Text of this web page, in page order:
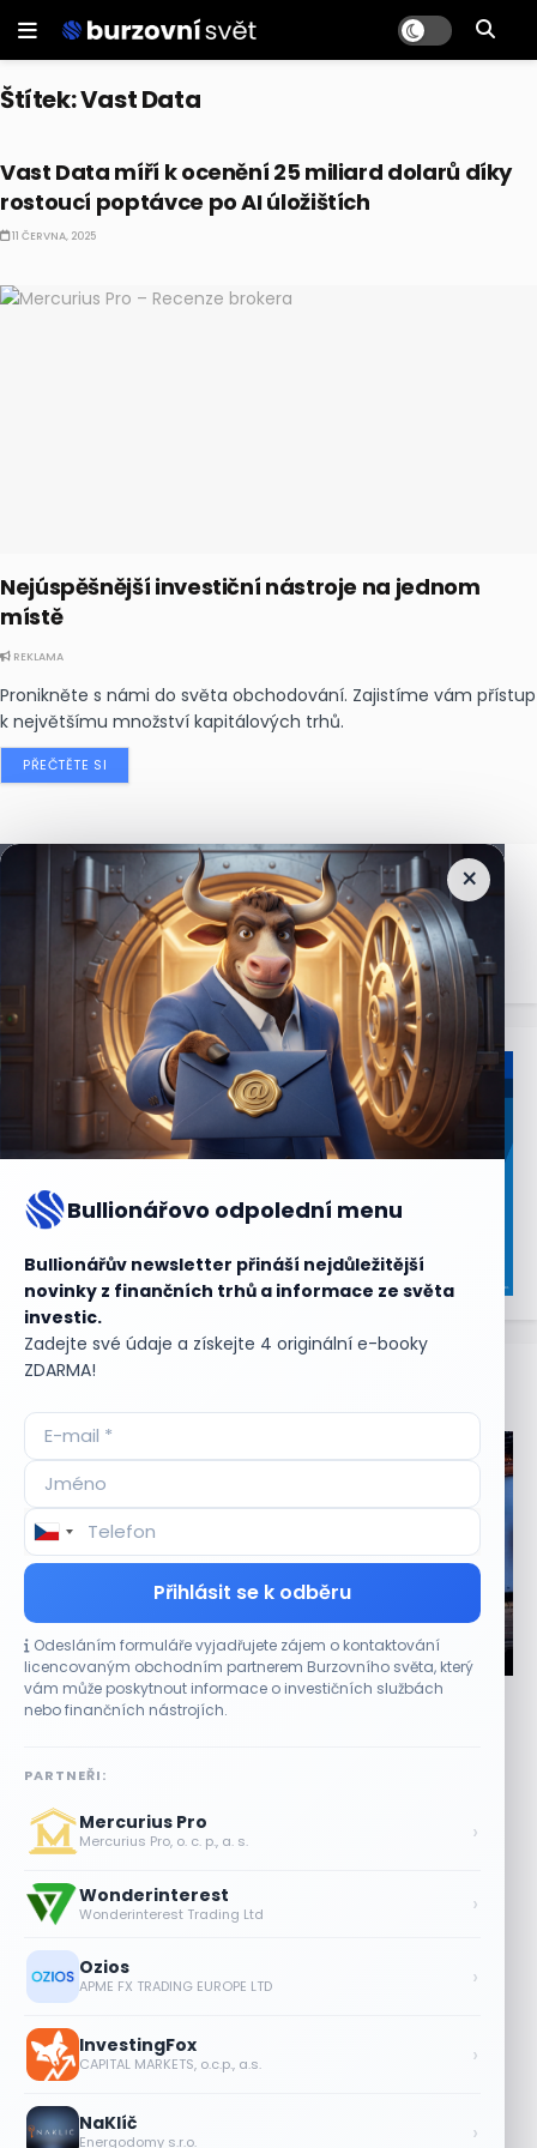
Štítek:Vast Data
Vast Data míří k ocenění 25 miliard dolarů díky
rostoucí poptávce po AI úložištích
11 ČERVNA, 2025
Nejúspěšnější investiční nástroje na jednom
místě
REKLAMA
Pronikněte s námi do světa obchodování. Zajistíme vám přístup
k největšímu množství kapitálových trhů.
PŘEČTĚTE SI
×
Bullionářovo odpolední menu
Bullionářův newsletter přináší nejdůležitější
novinky z finančních trhů a informace ze světa
investic.
Zadejte své údaje a získejte 4 originální e-booky
ZDARMA!
Přihlásit se k odběru
Odesláním formuláře vyjadřujete zájem o kontaktování
licencovaným obchodním partnerem Burzovního světa, který
vám může poskytnout informace o investičních službách
nebo finančních nástrojích.
PARTNEŘI:
Mercurius Pro
Mercurius Pro, o. c. p., a. s. ›
Wonderinterest
Wonderinterest Trading Ltd ›
Ozios
APME FX TRADING EUROPE LTD ›
InvestingFox
CAPITAL MARKETS, o.c.p., a.s. ›
NaKlíč
Energodomy s.r.o. ›
Nejčtenějšízprávy
Aktuální
CO HÝBE TRHEM
Jalapeňová kauza tlačí akcie Chipotle níž.
Analytici ale zůstávají klidní
restaurací Chipotle Mexican Grill (CMG) ve čtvrtek
oslabovaly o 2,9 % a prodloužily...
Tesla míří na obrovský trh
samořiditelných aut. Akcie reagují
AT&T a Verizonu
6 SRPNA, 2026